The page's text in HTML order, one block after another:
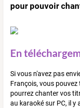
pour pouvoir
En
Si vous n'avez pas
François, vous
pourrez chanter vos
au karaoké sur PC, il y